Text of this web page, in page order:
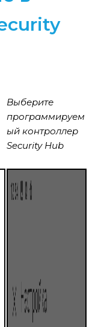
Выберите
программируем
ый контроллер
Security Hub